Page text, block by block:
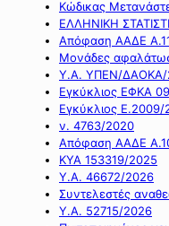
Κώδικας
ΕΛΛΗΝΙΚΗ
Απόφαση ΑΑΔΕ
Μονάδες
Υ.Α. ΥΠΕΝ/ΔΑΟΚΑ/
Εγκύκλιος ΕΦΚΑ
Εγκύκλιος Ε.2009/
ν. 4763/2020
Απόφαση ΑΑΔΕ
ΚΥΑ 153319/2025
Υ.Α. 46672/2026
Συντελεστές
Υ.Α. 52715/2026